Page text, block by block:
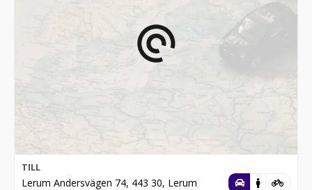
TILL
Lerum Andersvägen 74, 443 30, Lerum